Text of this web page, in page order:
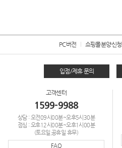
PC버전 쇼핑몰분양신청
입점/제휴 문의
고객센터
1599-9988
상담 : 오전09시00분~오후5시30분
점심 : 오후12시00분~오후1시00분
(토요일,공휴일 휴무)
FAQ